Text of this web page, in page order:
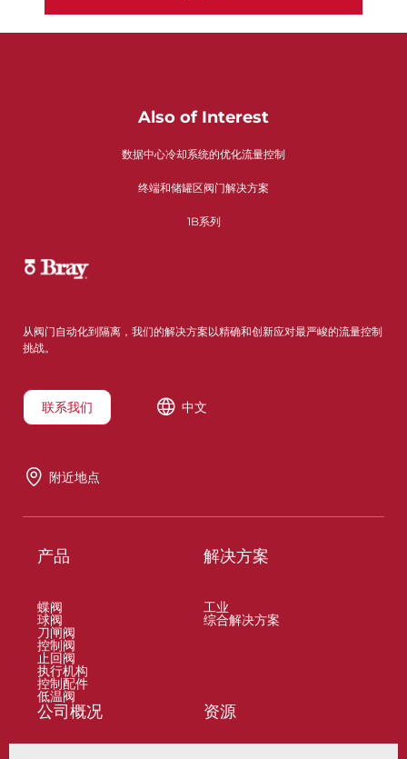
Also of Interest
数据中心冷却系统的优化流量控制
终端和储罐区阀门解决方案
1B系列
从阀门自动化到隔离，我们的解决方案以精确和创新应对最严峻的流量控制
挑战。
联系我们 中文
附近地点
产品
蝶阀
球阀
刀闸阀
控制阀
止回阀
执行机构
控制配件
低温阀
解决方案
工业
综合解决方案
公司概况 资源